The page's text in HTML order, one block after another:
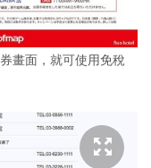
畫面，就可使用免稅